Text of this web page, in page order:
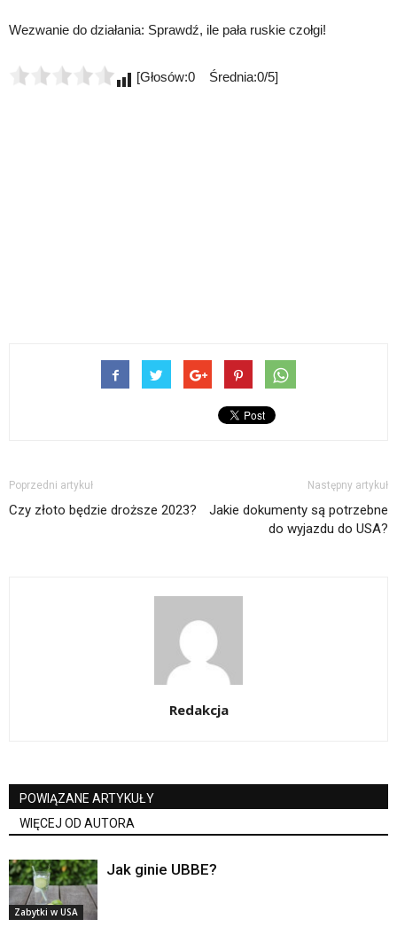
Wezwanie do działania: Sprawdź, ile pała ruskie czołgi!
[Głosów:0 Średnia:0/5]
Poprzedni artykuł
Czy złoto będzie droższe 2023?
Następny artykuł
Jakie dokumenty są potrzebne
do wyjazdu do USA?
Redakcja
POWIĄZANE ARTYKUŁY
WIĘCEJ OD AUTORA
Zabytki w USA
Jak ginie UBBE?